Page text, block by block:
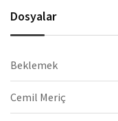
Dosyalar
Beklemek
Cemil Meriç